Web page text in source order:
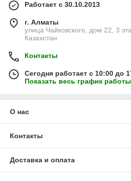
Работает с 30.10.2013
г. Алматы
улица Чайковского, дом 22, 3
Казахстан
Контакты
Сегодня работает с 10:00 до
Показать весь график работы
О нас
Контакты
Доставка и оплата